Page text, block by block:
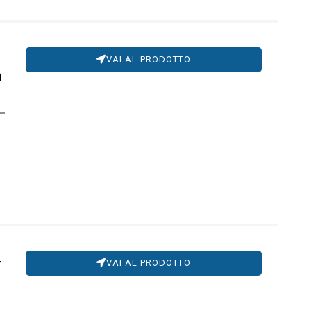
VAI AL PRODOTTO
VAI AL PRODOTTO